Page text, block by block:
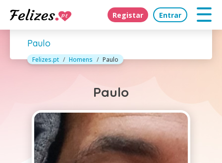
Registar Entrar
Paulo
Felizes.pt Homens Paulo
Paulo